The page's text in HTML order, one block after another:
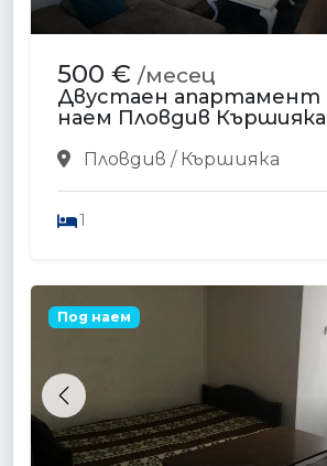
500 € /месец
Двустаен апартамент
наем Пловдив Кършияка
Пловдив / Кършияка
1
Previous
Под наем